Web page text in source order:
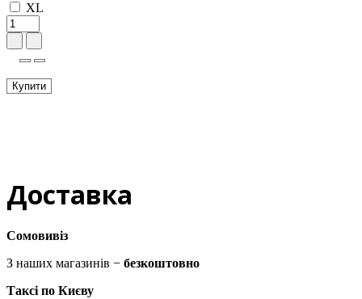
XL
Купити
Доставка
Сомовивіз
З наших магазинів − безкоштовно
Таксі по Києву